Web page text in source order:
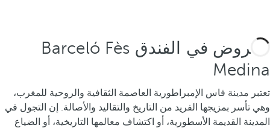
العروض في الفندق Barceló Fès
Medina
تعتبر مدينة فاس الإمبراطورية العاصمة الثقافية والروحية للمغرب،
وهي تأسر بمزيجها الفريد من التاريخ والتقاليد والأصالة. إن التجول في
المدينة القديمة الأسطورية، أو اكتشاف معالمها التاريخية، أو الضياع